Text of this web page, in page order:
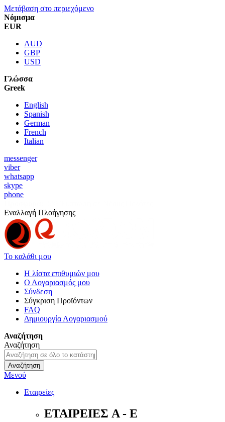
Μετάβαση στο περιεχόμενο
Νόμισμα
EUR
AUD
GBP
USD
Γλώσσα
Greek
English
Spanish
German
French
Italian
messenger
viber
whatsapp
skype
phone
Εναλλαγή Πλοήγησης
Το καλάθι μου
Η λίστα επιθυμιών μου
Ο Λογαριασμός μου
Σύνδεση
Σύγκριση Προϊόντων
FAQ
Δημιουργία Λογαριασμού
Αναζήτηση
Αναζήτηση
Αναζήτηση
Μενού
Εταιρείες
ΕΤΑΙΡΕΙΕΣ A - E